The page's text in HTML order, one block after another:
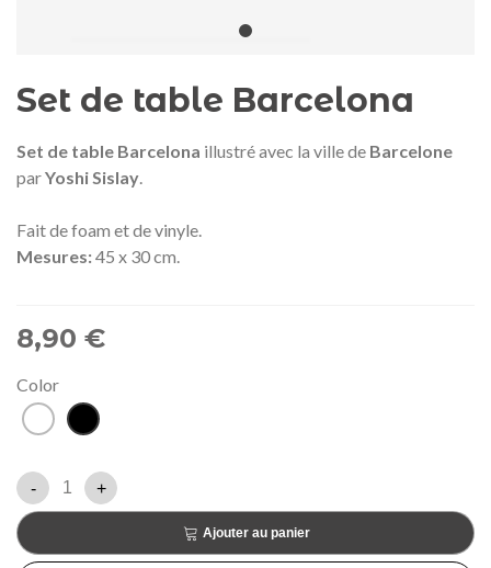
Set de table Barcelona
Set de table Barcelona illustré avec la ville de Barcelone
parYoshi Sislay.
Fait de foam et de vinyle.
Mesures:45 x 30 cm.
8,90 €
Color
Blanc
Noir
- +
Ajouter au panier